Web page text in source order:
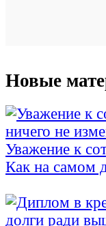
Новые
Уважение к
Как на самом